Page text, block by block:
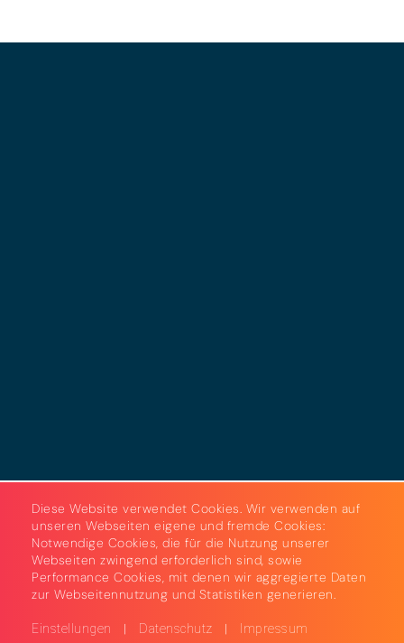
Diese Website verwendet Cookies. Wir verwenden auf
unseren Webseiten eigene und fremde Cookies:
Notwendige Cookies, die für die Nutzung unserer
Webseiten zwingend erforderlich sind, sowie
Performance Cookies, mit denen wir aggregierte Daten
zur Webseitennutzung und Statistiken generieren.
Einstellungen | Datenschutz | Impressum